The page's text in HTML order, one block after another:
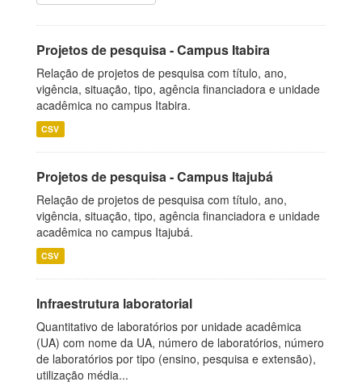
Projetos de pesquisa - Campus Itabira
Relação de projetos de pesquisa com título, ano,
vigência, situação, tipo, agência financiadora e unidade
acadêmica no campus Itabira.
CSV
Projetos de pesquisa - Campus Itajubá
Relação de projetos de pesquisa com título, ano,
vigência, situação, tipo, agência financiadora e unidade
acadêmica no campus Itajubá.
CSV
Infraestrutura laboratorial
Quantitativo de laboratórios por unidade acadêmica
(UA) com nome da UA, número de laboratórios, número
de laboratórios por tipo (ensino, pesquisa e extensão),
utilização média...